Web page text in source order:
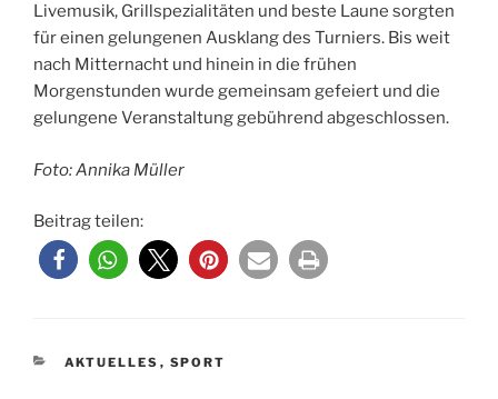
Livemusik, Grillspezialitäten und beste Laune sorgten
für einen gelungenen Ausklang des Turniers. Bis weit
nach Mitternacht und hinein in die frühen
Morgenstunden wurde gemeinsam gefeiert und die
gelungene Veranstaltung gebührend abgeschlossen.
Foto: Annika Müller
Beitrag teilen:
KATEGORIEN
AKTUELLES , SPORT